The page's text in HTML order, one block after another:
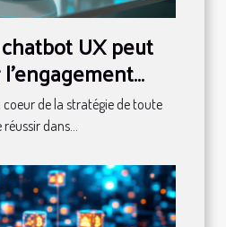
UX peut
de la stratégie de toute
dans...